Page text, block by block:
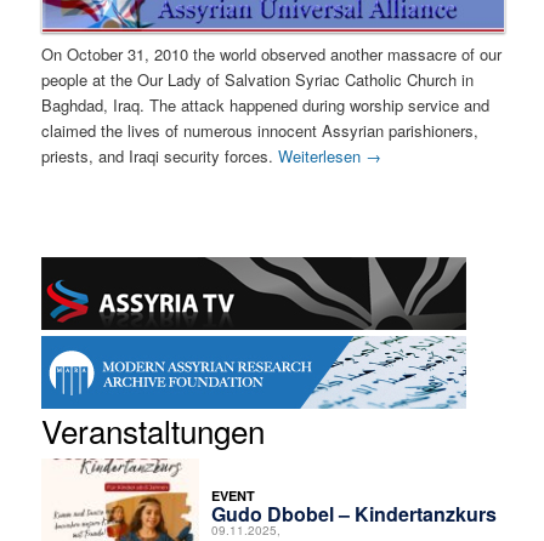
On October 31, 2010 the world observed another massacre of our
people at the Our Lady of Salvation Syriac Catholic Church in
Baghdad, Iraq. The attack happened during worship service and
claimed the lives of numerous innocent Assyrian parishioners,
priests, and Iraqi security forces.Weiterlesen →
Veranstaltungen
EVENT
Gudo Dbobel – Kindertanzkurs
09.11.2025,